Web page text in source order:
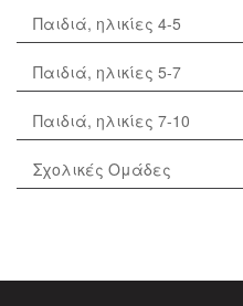
Παιδιά, ηλικίες 4-5
Παιδιά, ηλικίες 5-7
Παιδιά, ηλικίες 7-10
Σχολικές Ομάδες